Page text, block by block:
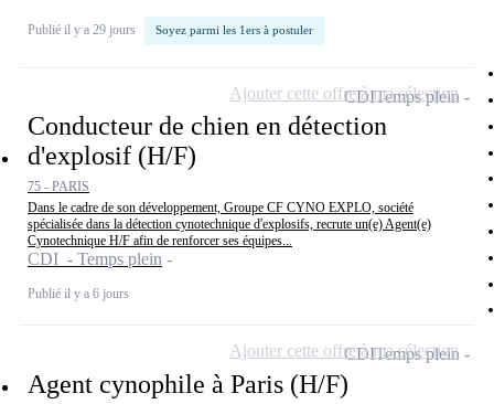
Publié il y a 29 jours Soyez parmi les 1ers à postuler
Conducteur de chien en détection
d'explosif (H/F)
75 - PARIS
Dans le cadre de son développement, Groupe CF CYNO EXPLO, société
spécialisée dans la détection cynotechnique d'explosifs, recrute un(e) Agent(e)
Cynotechnique H/F afin de renforcer ses équipes...
CDI - Temps plein
Publié il y a 6 jours
CDITemps plein
Ajouter cette offre à ma sélection
Agent cynophile à Paris (H/F)
CDITemps plein
Ajouter cette offre à ma sélection